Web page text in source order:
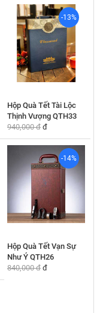
-13%
Hộp Quà Tết Tài Lộc
Thịnh Vượng QTH33
940,000 đ đ
-14%
Hộp Quà Tết Vạn Sự
Như Ý QTH26
840,000 đ đ